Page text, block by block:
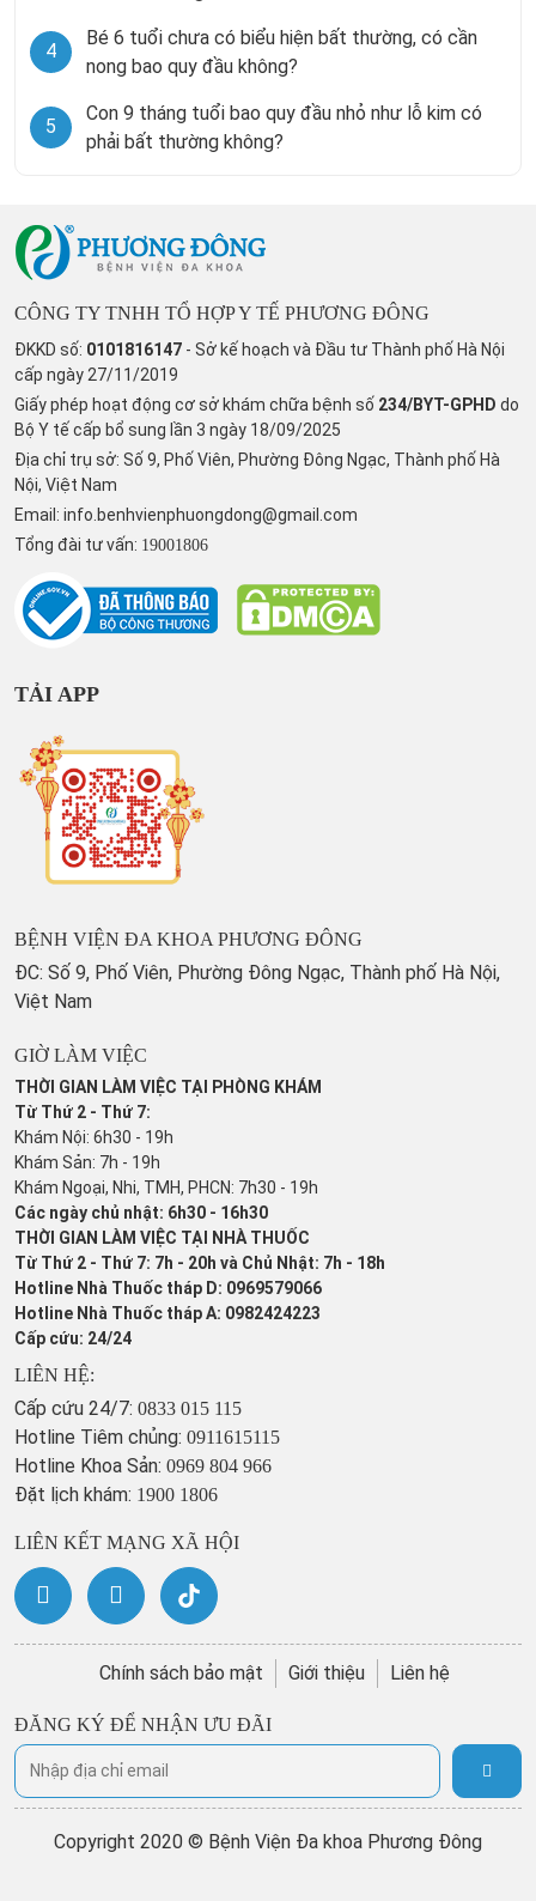
4
Bé 6 tuổi chưa có biểu hiện bất thường, có cần
nong bao quy đầu không?
5
Con 9 tháng tuổi bao quy đầu nhỏ như lỗ kim có
phải bất thường không?
CÔNG TY TNHH TỔ HỢP Y TẾ PHƯƠNG ĐÔNG
ĐKKD số: 0101816147 - Sở kế hoạch và Đầu tư Thành phố Hà Nội
cấp ngày 27/11/2019
Giấy phép hoạt động cơ sở khám chữa bệnh số 234/BYT-GPHD do
Bộ Y tế cấp bổ sung lần 3 ngày 18/09/2025
Địa chỉ trụ sở: Số 9, Phố Viên, Phường Đông Ngạc, Thành phố Hà
Nội, Việt Nam
Email: info.benhvienphuongdong@gmail.com
Tổng đài tư vấn: 19001806
TẢI APP
BỆNH VIỆN ĐA KHOA PHƯƠNG ĐÔNG
ĐC: Số 9, Phố Viên, Phường Đông Ngạc, Thành phố Hà Nội,
Việt Nam
GIỜ LÀM VIỆC
THỜI GIAN LÀM VIỆC TẠI PHÒNG KHÁM
Từ Thứ 2 - Thứ 7:
Khám Nội: 6h30 - 19h
Khám Sản: 7h - 19h
Khám Ngoại, Nhi, TMH, PHCN: 7h30 - 19h
Các ngày chủ nhật: 6h30 - 16h30
THỜI GIAN LÀM VIỆC TẠI NHÀ THUỐC
Từ Thứ 2 - Thứ 7: 7h - 20h và Chủ Nhật: 7h - 18h
Hotline Nhà Thuốc tháp D: 0969579066
Hotline Nhà Thuốc tháp A: 0982424223
Cấp cứu: 24/24
LIÊN HỆ:
Cấp cứu 24/7: 0833 015 115
Hotline Tiêm chủng: 0911615115
Hotline Khoa Sản: 0969 804 966
Đặt lịch khám: 1900 1806
LIÊN KẾT MẠNG XÃ HỘI
Chính sách bảo mật Giới thiệu Liên hệ
ĐĂNG KÝ ĐỂ NHẬN ƯU ĐÃI
Copyright 2020 © Bệnh Viện Đa khoa Phương Đông